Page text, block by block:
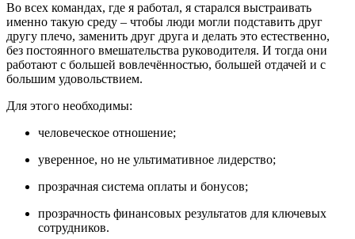
Во всех командах, где я работал, я старался выстраивать
именно такую среду – чтобы люди могли подставить друг
другу плечо, заменить друг друга и делать это естественно,
без постоянного вмешательства руководителя. И тогда они
работают с большей вовлечённостью, большей отдачей и с
большим удовольствием.
Для этого необходимы:
человеческое отношение;
уверенное, но не ультимативное лидерство;
прозрачная система оплаты и бонусов;
прозрачность финансовых результатов для ключевых
сотрудников.